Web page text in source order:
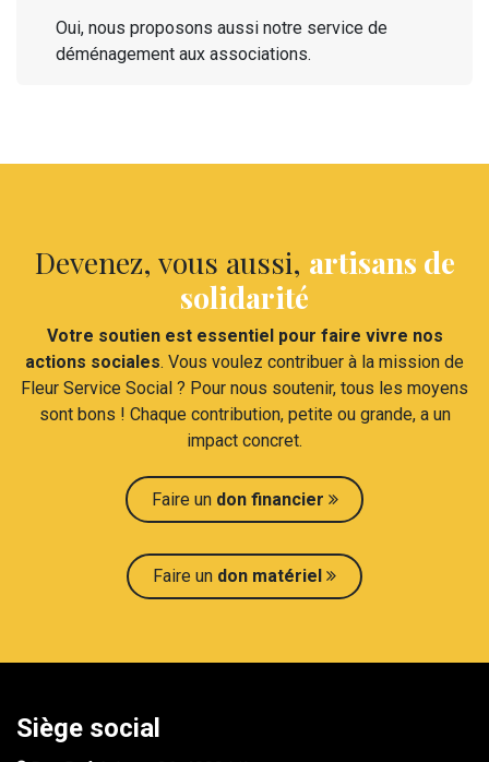
Oui, nous proposons aussi notre service de
déménagement aux associations.
Devenez, vous aussi, artisans de
solidarité
Votre soutien est essentiel pour faire vivre nos
actions sociales. Vous voulez contribuer à la mission de
Fleur Service Social ? Pour nous soutenir, tous les moyens
sont bons ! Chaque contribution, petite ou grande, a un
impact concret.​
Faire un don financier
Faire un don maté​​riel
Siège social